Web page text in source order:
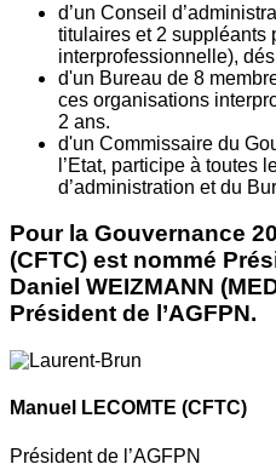
d’un Conseil
titulaires et 2 suppléants
interprofessionnelle),
d'un Bureau de 8
ces organisations
2 ans.
d'un Commissaire du
l’Etat, participe à toutes
d’administration et du
Pour la Gouvernance
(CFTC) est nommé
Daniel WEIZMANN
Président de l’AGFPN.
Manuel LECOMTE (CFTC)
Président de l’AGFPN